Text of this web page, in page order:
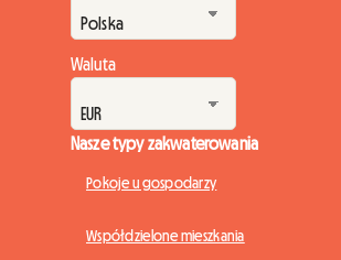
Waluta
Nasze typy zakwaterowania
Pokoje u gospodarzy
Współdzielone mieszkania